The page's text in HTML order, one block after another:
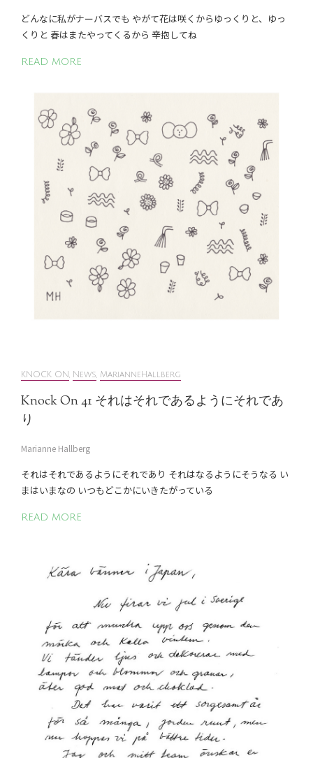
どんなに私がナーバスでも やがて花は咲くからゆっくりと、ゆっ
くりと 春はまたやってくるから 辛抱してね
READ MORE
KNOCK ON, News, MarianneHallberg
Knock On 41 それはそれであるようにそれであ
り
Marianne Hallberg
それはそれであるようにそれであり それはなるようにそうなる い
まはいまなの いつもどこかにいきたがっている
READ MORE